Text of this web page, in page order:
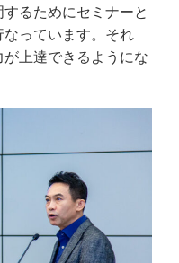
するためにセミナーと
なっています。それ
上達できるようにな